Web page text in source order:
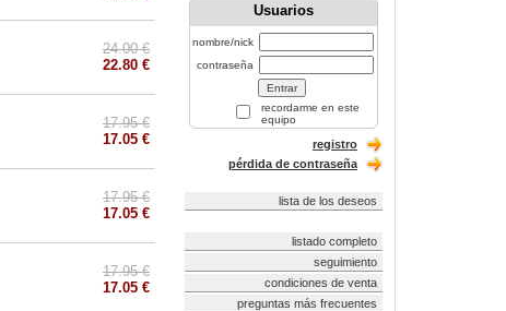
24.00 €
22.80 €
17.95 €
17.05 €
17.95 €
17.05 €
17.95 €
17.05 €
Usuarios
nombre/nick
contraseña
recordarme en este
equipo
registro
pérdida de contraseña
lista de los deseos
listado completo
seguimiento
condiciones de venta
preguntas más frecuentes